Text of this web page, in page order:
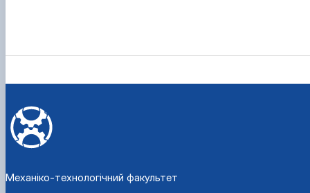
Механіко-технологічний факультет